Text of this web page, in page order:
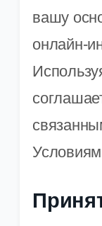
вашу
онлайн-